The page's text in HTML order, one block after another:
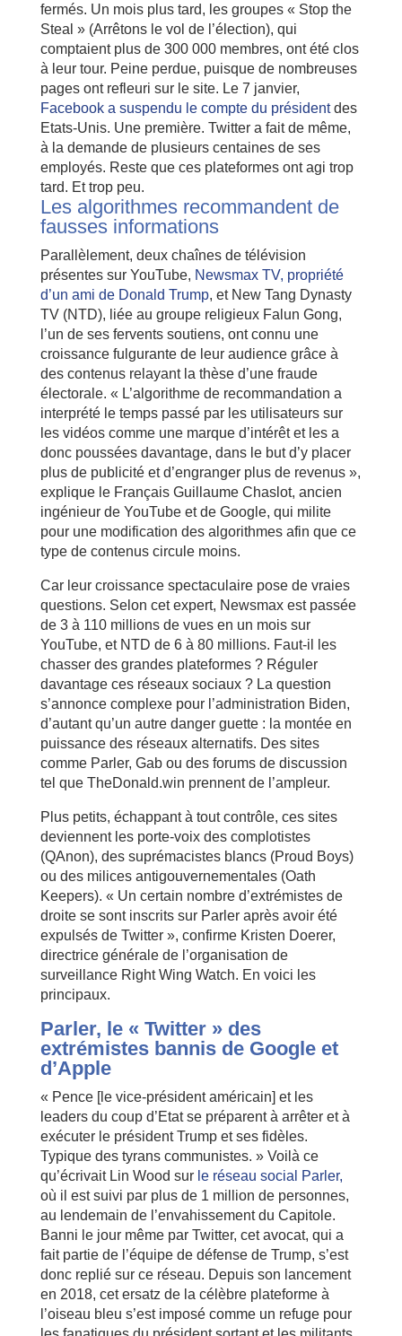
fermés. Un mois plus tard, les groupes « Stop the
Steal » (Arrêtons le vol de l’élection), qui
comptaient plus de 300 000 membres, ont été clos
à leur tour. Peine perdue, puisque de nombreuses
pages ont refleuri sur le site. Le 7 janvier,
Facebook a suspendu le compte du présidentdes
Etats-Unis. Une première. Twitter a fait de même,
à la demande de plusieurs centaines de ses
employés. Reste que ces plateformes ont agi trop
tard. Et trop peu.
Les algorithmes recommandent de
fausses informations
Parallèlement, deux chaînes de télévision
présentes sur YouTube, Newsmax TV, propriété
d’un ami de Donald Trump, et New Tang Dynasty
TV (NTD), liée au groupe religieux Falun Gong,
l’un de ses fervents soutiens, ont connu une
croissance fulgurante de leur audience grâce à
des contenus relayant la thèse d’une fraude
électorale. « L’algorithme de recommandation a
interprété le temps passé par les utilisateurs sur
les vidéos comme une marque d’intérêt et les a
donc poussées davantage, dans le but d’y placer
plus de publicité et d’engranger plus de revenus »,
explique le Français Guillaume Chaslot, ancien
ingénieur de YouTube et de Google, qui milite
pour une modification des algorithmes afin que ce
type de contenus circule moins.
Car leur croissance spectaculaire pose de vraies
questions. Selon cet expert, Newsmax est passée
de 3 à 110 millions de vues en un mois sur
YouTube, et NTD de 6 à 80 millions. Faut-il les
chasser des grandes plateformes ? Réguler
davantage ces réseaux sociaux ? La question
s’annonce complexe pour l’administration Biden,
d’autant qu’un autre danger guette : la montée en
puissance des réseaux alternatifs. Des sites
comme Parler, Gab ou des forums de discussion
tel que TheDonald.win prennent de l’ampleur.
Plus petits, échappant à tout contrôle, ces sites
deviennent les porte-voix des complotistes
(QAnon), des suprémacistes blancs (Proud Boys)
ou des milices antigouvernementales (Oath
Keepers). « Un certain nombre d’extrémistes de
droite se sont inscrits sur Parler après avoir été
expulsés de Twitter », confirme Kristen Doerer,
directrice générale de l’organisation de
surveillance Right Wing Watch. En voici les
principaux.
Parler, le « Twitter » des
extrémistes bannis de Google et
d’Apple
« Pence [le vice-président américain] et les
leaders du coup d’Etat se préparent à arrêter et à
exécuter le président Trump et ses fidèles.
Typique des tyrans communistes. » Voilà ce
qu’écrivait Lin Wood sur le réseau social Parler,
où il est suivi par plus de 1 million de personnes,
au lendemain de l’envahissement du Capitole.
Banni le jour même par Twitter, cet avocat, qui a
fait partie de l’équipe de défense de Trump, s’est
donc replié sur ce réseau. Depuis son lancement
en 2018, cet ersatz de la célèbre plateforme à
l’oiseau bleu s’est imposé comme un refuge pour